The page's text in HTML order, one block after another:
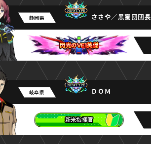
静岡県 ささや／黒蜜団団長
閃光のVE1英傑
閃光のVE1英傑
閃光のVE1英傑
岐阜県 ＤＯＭ
新米指揮官
新米指揮官
新米指揮官